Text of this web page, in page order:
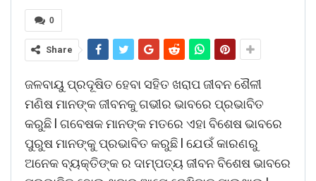
0
Share
ଜଳବାୟୁ ପ୍ରଦୂଷିତ ହେବା ସହିତ ଖରାପ ଜୀବନ ଶୈଳୀ
ମଣିଷ ମାନଙ୍କ ଜୀବନକୁ ଗଭୀର ଭାବରେ ପ୍ରଭାବିତ
କରୁଛି l ଗବେଷକ ମାନଙ୍କ ମତରେ ଏହା ବିଶେଷ ଭାବରେ
ପୁରୁଷ ମାନଙ୍କୁ ପ୍ରଭାବିତ କରୁଛି l ଯେଉଁ କାରଣରୁ
ଅନେକ ବ୍ୟକ୍ତିଙ୍କ ର ଦାମ୍ପତ୍ୟ ଜୀବନ ବିଶେଷ ଭାବରେ